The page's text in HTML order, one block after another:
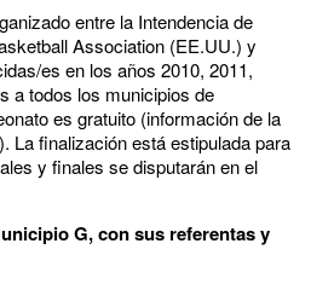
entre la Intendencia de
Association (EE.UU.) y
es en los años 2010, 2011,
a todos los municipios de
es gratuito (información de la
La finalización está estipulada para
y finales se disputarán en el
G, con sus referentas y